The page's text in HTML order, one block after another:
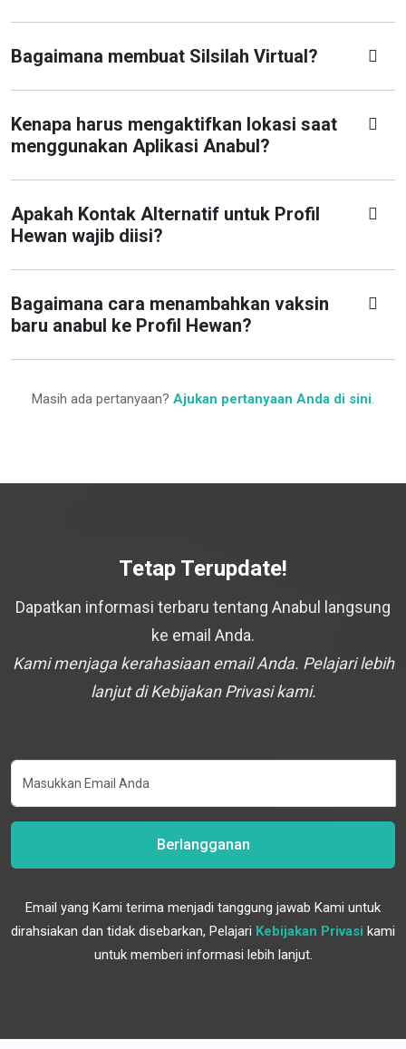
Bagaimana membuat Silsilah Virtual?
Kenapa harus mengaktifkan lokasi saat
menggunakan Aplikasi Anabul?
Apakah Kontak Alternatif untuk Profil
Hewan wajib diisi?
Bagaimana cara menambahkan vaksin
baru anabul ke Profil Hewan?
Masih ada pertanyaan? Ajukan pertanyaan Anda di sini.
Tetap Terupdate!
Dapatkan informasi terbaru tentang Anabul langsung
ke email Anda.
Kami menjaga kerahasiaan email Anda. Pelajari lebih
lanjut di Kebijakan Privasi kami.
Berlangganan
Email yang Kami terima menjadi tanggung jawab Kami untuk
dirahsiakan dan tidak disebarkan, Pelajari Kebijakan Privasi kami
untuk memberi informasi lebih lanjut.